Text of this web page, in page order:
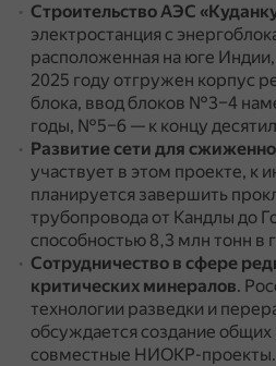
Строительство АЭС
электростанция с
расположенная на юге
2025 году отгружен корпус
блока, ввод блоков №3–4
годы, №5–6 — к концу
Развитие сети для
участвует в этом проекте, к
планируется завершить
трубопровода от Кандлы до
способностью 8,3 млн тонн в
Сотрудничество в сфере
критических минералов.
технологии разведки и
обсуждается создание
совместные НИОКР-проекты.